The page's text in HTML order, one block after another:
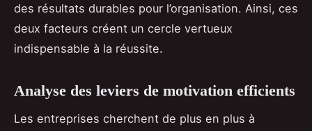
des résultats durables pour l’organisation. Ainsi, ces
deux facteurs créent un cercle vertueux
indispensable à la réussite.
Analyse des leviers de motivation efficients
Les entreprises cherchent de plus en plus à